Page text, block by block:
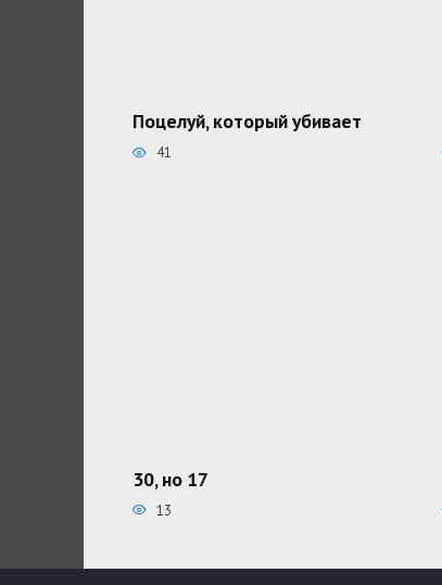
Поцелуй, который убивает
41
30, но 17
13